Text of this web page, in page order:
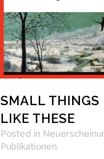
SMALL THINGS
LIKE THESE
Posted in
Publikationen